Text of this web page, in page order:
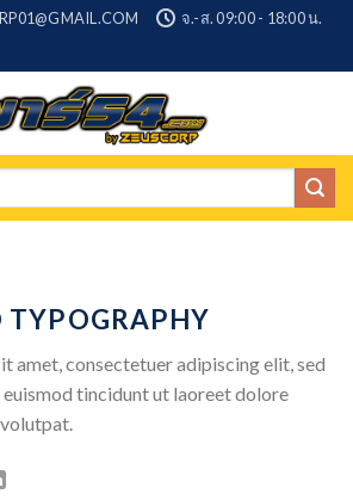
จ.-ส. 09:00 - 18:00 น.
TYPOGRAPHY
amet, consectetuer adipiscing elit, sed
tincidunt ut laoreet dolore